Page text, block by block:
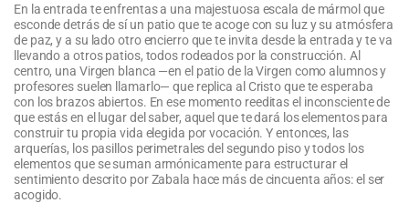
En la entrada te enfrentas a una majestuosa escala de mármol que
esconde detrás de sí un patio que te acoge con su luz y su atmósfera
de paz, y a su lado otro encierro que te invita desde la entrada y te va
llevando a otros patios, todos rodeados por la construcción. Al
centro, una Virgen blanca —en el patio de la Virgen como alumnos y
profesores suelen llamarlo— que replica al Cristo que te esperaba
con los brazos abiertos. En ese momento reeditas el inconsciente de
que estás en el lugar del saber, aquel que te dará los elementos para
construir tu propia vida elegida por vocación. Y entonces, las
arquerías, los pasillos perimetrales del segundo piso y todos los
elementos que se suman armónicamente para estructurar el
sentimiento descrito por Zabala hace más de cincuenta años: el ser
acogido.